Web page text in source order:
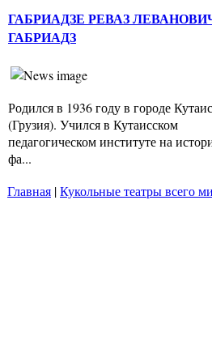
ГАБРИАДЗЕ РЕВАЗ
ГАБРИАДЗ
Родился в 1936 году в городе
(Грузия). Учился в Кутаисском
педагогическом институте на
фа...
Главная |Кукольные театры всего